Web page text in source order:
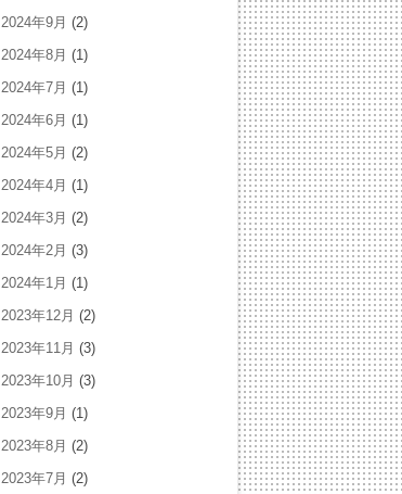
2024年9月 (2)
2024年8月 (1)
2024年7月 (1)
2024年6月 (1)
2024年5月 (2)
2024年4月 (1)
2024年3月 (2)
2024年2月 (3)
2024年1月 (1)
2023年12月 (2)
2023年11月 (3)
2023年10月 (3)
2023年9月 (1)
2023年8月 (2)
2023年7月 (2)